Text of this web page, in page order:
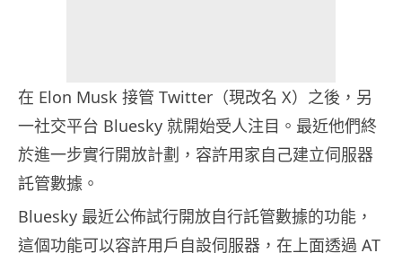
在 Elon Musk 接管 Twitter（現改名 X）之後，另
一社交平台 Bluesky 就開始受人注目。最近他們終
於進一步實行開放計劃，容許用家自己建立伺服器
託管數據。
Bluesky 最近公佈試行開放自行託管數據的功能，
這個功能可以容許用戶自設伺服器，在上面透過 AT